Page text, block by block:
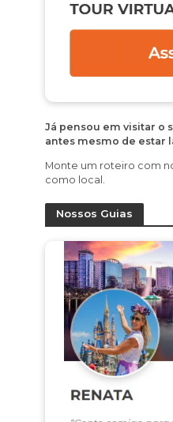
Já pensou em visitar o
antes mesmo de estar
Monte um roteiro com
como local.
Nossos Guias